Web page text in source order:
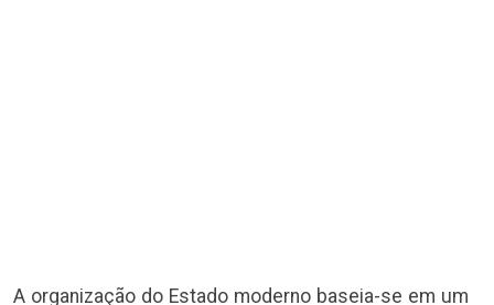
A organização do Estado moderno baseia-se em um